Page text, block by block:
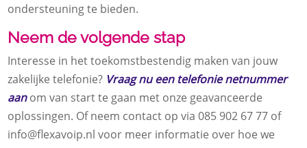
ondersteuning te bieden.
Neem de volgende stap
Interesse in het toekomstbestendig maken van jouw
zakelijke telefonie? Vraag nu een telefonie netnummer
aanom van start te gaan met onze geavanceerde
oplossingen. Of neem contact op via 085 902 67 77 of
info@flexavoip.nl voor meer informatie over hoe we